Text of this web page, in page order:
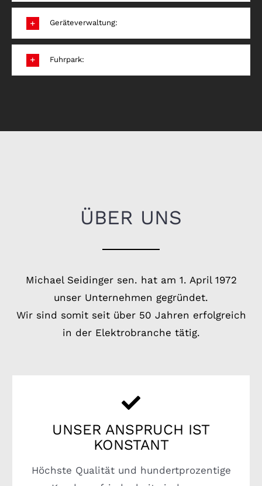
Geräteverwaltung:
Fuhrpark:
ÜBER UNS
Michael Seidinger sen. hat am 1. April 1972
unser Unternehmen gegründet.
Wir sind somit seit über 50 Jahren erfolgreich
in der Elektrobranche tätig.
UNSER ANSPRUCH IST
KONSTANT
Höchste Qualität und hundertprozentige